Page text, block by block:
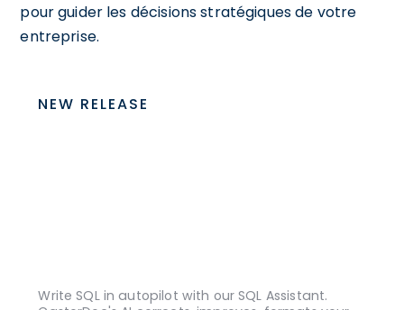
pour guider les décisions stratégiques de votre
entreprise.
NEW RELEASE
Write SQL in autopilot with our SQL Assistant.